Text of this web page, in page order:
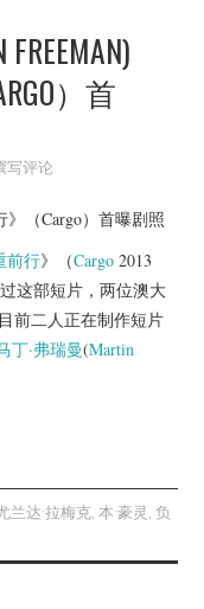
）首
写评论
前行》（Cargo 2013
这部短片，两位澳大
前二人正在制作短片
丁·弗瑞曼(Martin
兰达·拉梅克, 本·豪灵, 负